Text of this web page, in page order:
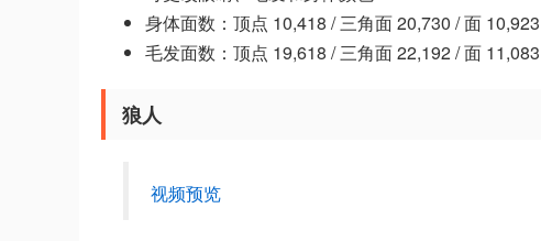
身体面数：顶点 10,418 / 三角面 20,730 / 面 10,923
毛发面数：顶点 19,618 / 三角面 22,192 / 面 11,083
狼人
视频预览